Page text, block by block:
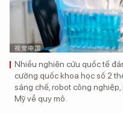
Nhiều nghiên cứu quốc tế
cường quốc khoa học số 2
sáng chế, robot công
Mỹ về quy mô.